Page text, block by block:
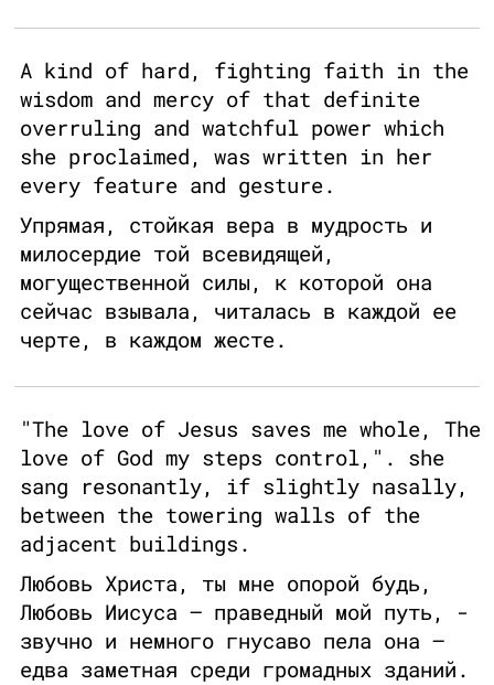
A kind of hard, fighting faith in the
wisdom and mercy of that definite
overruling and watchful power which
she proclaimed, was written in her
every feature and gesture.
Упрямая, стойкая вера в мудрость и
милосердие той всевидящей,
могущественной силы, к которой она
сейчас взывала, читалась в каждой ее
черте, в каждом жесте.
"The love of Jesus saves me whole, The
love of God my steps control,". she
sang resonantly, if slightly nasally,
between the towering walls of the
adjacent buildings.
Любовь Христа, ты мне опорой будь,
Любовь Иисуса – праведный мой путь, -
звучно и немного гнусаво пела она –
едва заметная среди громадных зданий.